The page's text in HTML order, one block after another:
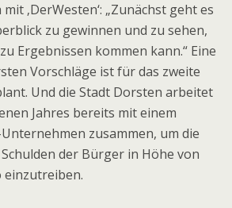
‚DerWesten‘: „Zunächst geht es
zu gewinnen und zu sehen,
Ergebnissen kommen kann.“ Eine
Vorschläge ist für das zweite
Und die Stadt Dorsten arbeitet
Jahres bereits mit einem
zusammen, um die
der Bürger in Höhe von
einzutreiben.